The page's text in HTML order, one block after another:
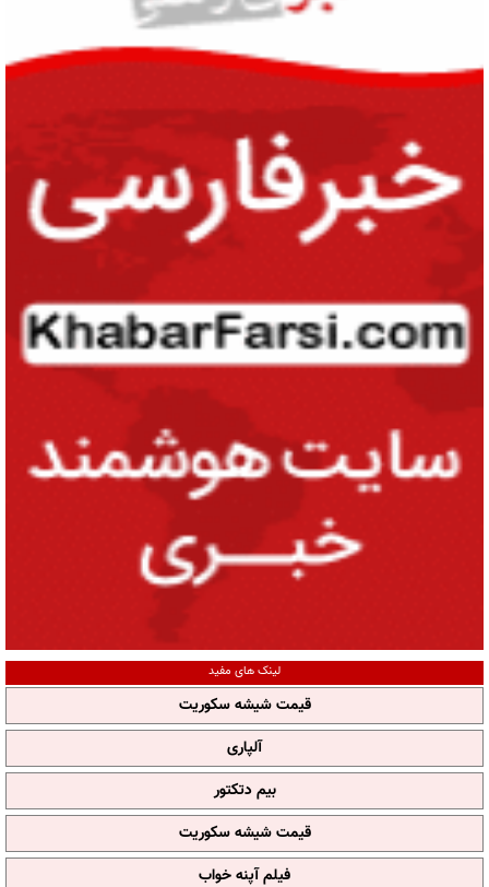
لینک های مفید
قیمت شیشه سکوریت
آلپاری
بیم دتکتور
قیمت شیشه سکوریت
فیلم آپنه خواب